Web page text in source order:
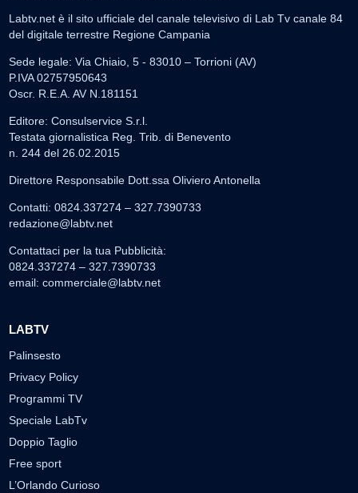
Labtv.net è il sito ufficiale del canale televisivo di Lab Tv canale 84
del digitale terrestre Regione Campania
Sede legale: Via Chiaio, 5 - 83010 – Torrioni (AV)
P.IVA 02757950643
Oscr. R.E.A. AV N.181151
Editore: Consulservice S.r.l.
Testata giornalistica Reg. Trib. di Benevento
n. 244 del 26.02.2015
Direttore Responsabile Dott.ssa Oliviero Antonella
Contatti: 0824.337274 – 327.7390733
redazione@labtv.net
Contattaci per la tua Pubblicità:
0824.337274 – 327.7390733
email: commerciale@labtv.net
LABTV
Palinsesto
Privacy Policy
Programmi TV
Speciale LabTv
Doppio Taglio
Free sport
L’Orlando Curioso